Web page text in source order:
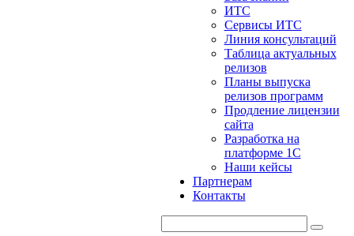
ИТС
Сервисы ИТС
Линия консультаций
Таблица актуальных
релизов
Планы выпуска
релизов программ
Продление лицензии
сайта
Разработка на
платформе 1С
Наши кейсы
Партнерам
Контакты